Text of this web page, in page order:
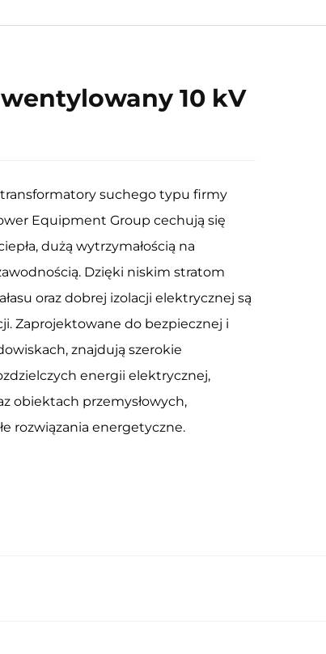
10 kV
suchego typu firmy
Equipment Group cechują się
dużą wytrzymałością na
Dzięki niskim stratom
oraz dobrej izolacji elektrycznej są
Zaprojektowane do bezpiecznej i
znajdują szerokie
energii elektrycznej,
obiektach przemysłowych,
rozwiązania energetyczne.